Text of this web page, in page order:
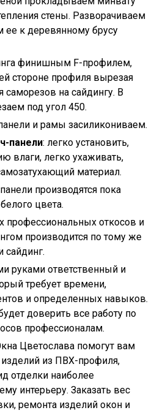
стены. Разворачиваем
ее к деревянному брусу
финишным F-профилем,
стороне профиля вырезая
саморезов на сайдингу. В
под угол 450.
и рамы засиликониваем.
панели: легко установить,
влаги, легко ухаживать,
материал.
производятся пока
цвета.
профессиональных откосов и
производится по тому же
сайдинг.
руками ответственный и
требует времени,
и определенных навыков.
доверить все работу по
профессионалам.
Цветослава помогут вам
из ПВХ-профиля,
отделки наиболее
интерьеру. Заказать вес
ремонта изделий окон и